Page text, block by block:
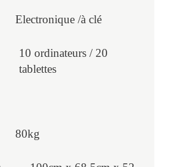
Electronique /à clé
10 ordinateurs / 20
tablettes
80kg